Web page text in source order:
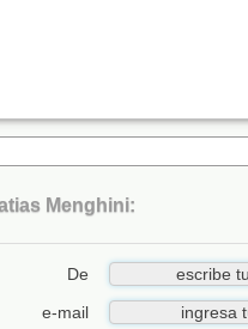
Menghini:
De
e-mail